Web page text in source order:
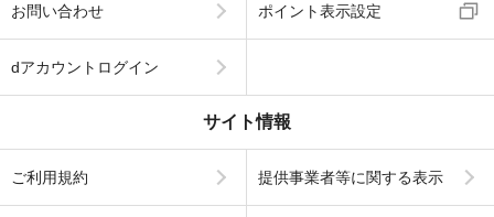
お問い合わせ ポイント表示設定
dアカウントログイン
サイト情報
ご利用規約 提供事業者等に関する表示